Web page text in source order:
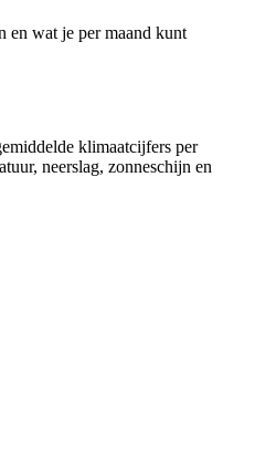
en wat je per maand kunt
klimaatcijfers per
neerslag, zonneschijn en